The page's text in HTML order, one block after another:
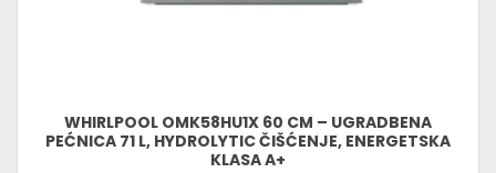
WHIRLPOOL OMK58HU1X 60 CM – UGRADBENA
PEĆNICA 71 L, HYDROLYTIC ČIŠĆENJE, ENERGETSKA
KLASA A+